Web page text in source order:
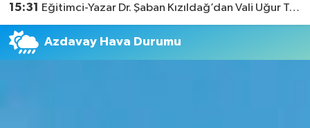
15:31 Eğitimci-Yazar Dr. Şaban Kızıldağ’dan Vali Uğur Turan’a Ziyaret
Azdavay Hava Durumu